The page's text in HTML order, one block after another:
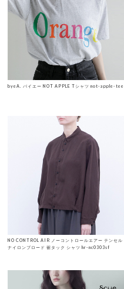
byeA. バイエー NOT APPLE Tシャツ not-apple-tee
NO CONTROL AIR ノーコントロールエアー テンセル
ナイロンブロード 裾タック シャツ hr-nc0303sf